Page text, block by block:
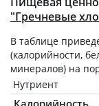
"Гречневые
В таблице
(калорийности,
минералов) на
Нутриент
Калорийность